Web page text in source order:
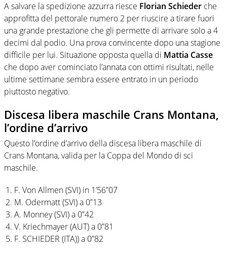
A salvare la spedizione azzurra riesce Florian Schieder che
approfitta del pettorale numero 2 per riuscire a tirare fuori
una grande prestazione che gli permette di arrivare solo a 4
decimi dal podio. Una prova convincente dopo una stagione
difficile per lui. Situazione opposta quella di Mattia Casse
che dopo aver cominciato l’annata con ottimi risultati, nelle
ultime settimane sembra essere entrato in un periodo
piuttosto negativo.
Discesa libera maschile Crans Montana,
l’ordine d’arrivo
Questo l’ordine d’arrivo della discesa libera maschile di
Crans Montana, valida per la Coppa del Mondo di sci
maschile.
F. Von Allmen (SVI) in 1’56”07
M. Odermatt (SVI) a 0”13
A. Monney (SVI) a 0”42
V. Kriechmayer (AUT) a 0”81
F. SCHIEDER (ITA)) a 0”82